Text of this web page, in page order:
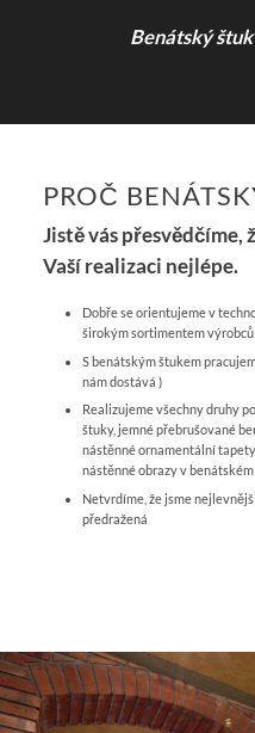
Benátský
PROČ
Jistě vás přesvědčíme,
Vaší realizaci nejlépe.
Dobře se orientujeme v
širokým sortimentem výrobců
S benátským štukem
nám dostává )
Realizujeme všechny druhy
štuky, jemné přebrušované
nástěnné ornamentální
nástěnné obrazy v
Netvrdíme, že jsme
předražená